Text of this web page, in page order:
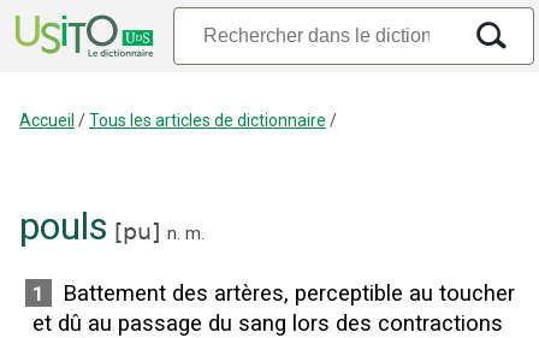
Accueil /Tous les articles de dictionnaire /
pouls [pu] n. m.
1
Battement des artères, perceptible au toucher
et dû au passage du sang lors des contractions